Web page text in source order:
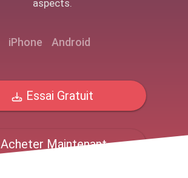
aspects.
iPhone Android
Essai Gratuit
Acheter Maintenant